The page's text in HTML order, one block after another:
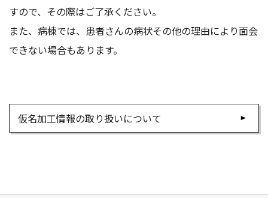
すので、その際はご了承ください。
また、病棟では、患者さんの病状その他の理由により面会
できない場合もあります。
仮名加工情報の取り扱いについて